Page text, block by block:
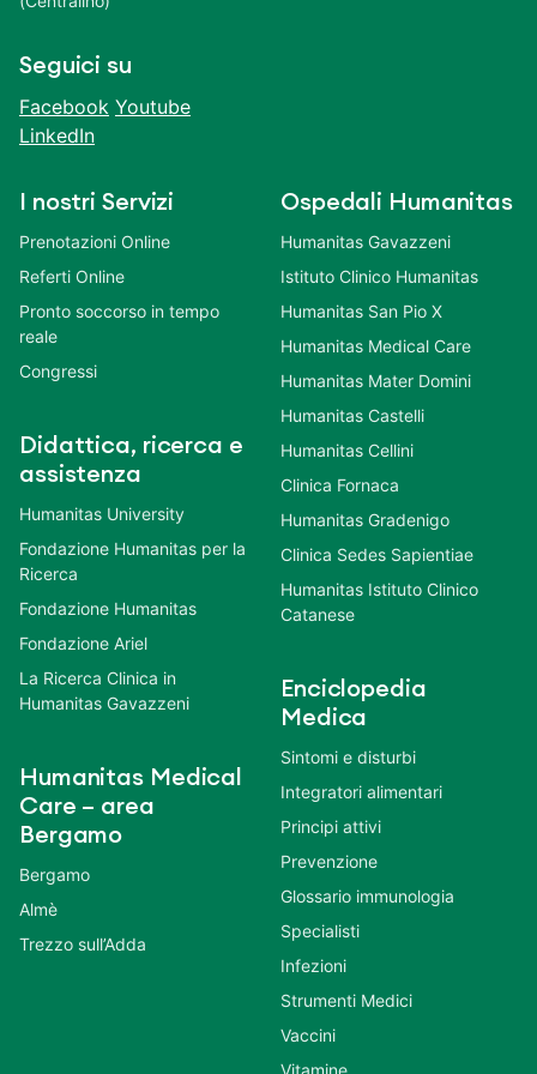
Seguici su
Facebook Youtube
LinkedIn
I nostri Servizi
Prenotazioni Online
Referti Online
Pronto soccorso in tempo
reale
Congressi
Didattica, ricerca e
assistenza
Humanitas University
Fondazione Humanitas per la
Ricerca
Fondazione Humanitas
Fondazione Ariel
La Ricerca Clinica in
Humanitas Gavazzeni
Humanitas Medical
Care – area
Bergamo
Bergamo
Almè
Trezzo sull’Adda
Ospedali Humanitas
Humanitas Gavazzeni
Istituto Clinico Humanitas
Humanitas San Pio X
Humanitas Medical Care
Humanitas Mater Domini
Humanitas Castelli
Humanitas Cellini
Clinica Fornaca
Humanitas Gradenigo
Clinica Sedes Sapientiae
Humanitas Istituto Clinico
Catanese
Enciclopedia
Medica
Sintomi e disturbi
Integratori alimentari
Principi attivi
Prevenzione
Glossario immunologia
Specialisti
Infezioni
Strumenti Medici
Vaccini
Vitamine